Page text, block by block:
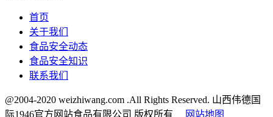
首页
关于我们
食品安全动态
食品安全知识
联系我们
@2004-2020 weizhiwang.com .All Rights Reserved. 山西伟德国
际1946官方网站食品有限公司 版权所有
网站地图